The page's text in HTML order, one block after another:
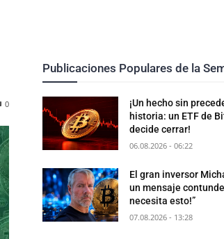
0
Publicaciones Populares de la
¡Un hecho sin
historia: un ETF de
decide cerrar!
06.08.2026 - 06:22
El gran inversor
un mensaje
necesita esto!”
07.08.2026 - 13:28